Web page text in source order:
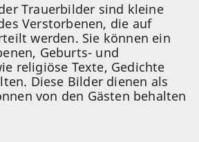
Trauerbilder sind kleine
Verstorbenen, die auf
werden. Sie können ein
Geburts- und
religiöse Texte, Gedichte
Diese Bilder dienen als
von den Gästen behalten